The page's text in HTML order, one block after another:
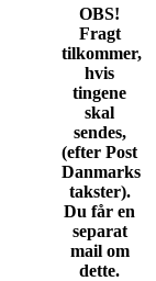
OBS!
Fragt
tilkommer,
hvis
tingene
skal
sendes,
(efter Post
Danmarks
takster).
Du får en
separat
mail om
dette.